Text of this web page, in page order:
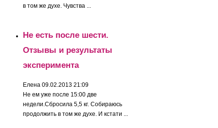
в том же духе. Чувства ...
Не есть после шести.
Отзывы и результаты
эксперимента
Елена 09.02.2013 21:09
Не ем уже после 15:00 две
недели.Сбросила 5,5 кг. Собираюсь
продолжить в том же духе. И кстати ...